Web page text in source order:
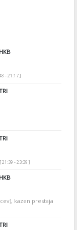
HKB
- 21:17 ]
[ 21:39 - 23:39 ]
HKB
kazen prestaja